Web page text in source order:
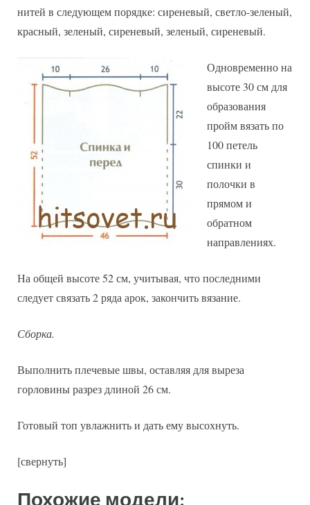
нитей в следующем порядке: сиреневый, светло-зеленый,
красный, зеленый, сиреневый, зеленый, сиреневый.
Одновременно на
высоте 30 см для
образования
пройм вязать по
100 петель
спинки и
полочки в
прямом и
обратном
направлениях.
На общей высоте 52 см, учитывая, что последними
следует связать 2 ряда арок, закончить вязание.
Сборка.
Выполнить плечевые швы, оставляя для выреза
горловины разрез длиной 26 см.
Готовый топ увлажнить и дать ему высохнуть.
[свернуть]
Похожие модели: